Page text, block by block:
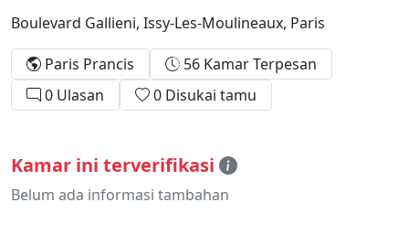
Boulevard Gallieni, Issy-Les-Moulineaux, Paris
Paris Prancis
56 Kamar Terpesan
0 Ulasan
0 Disukai tamu
Kamar ini terverifikasi
Belum ada informasi tambahan